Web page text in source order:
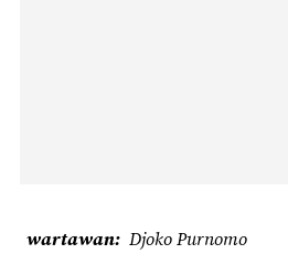
wartawan Djoko Purnomo